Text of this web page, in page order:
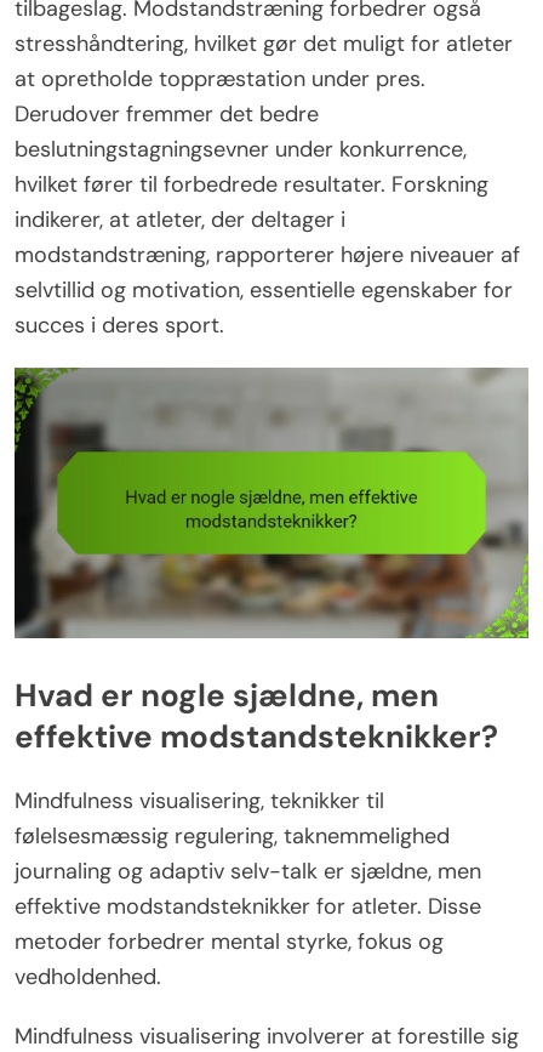
tilbageslag. Modstandstræning forbedrer også
stresshåndtering, hvilket gør det muligt for atleter
at opretholde toppræstation under pres.
Derudover fremmer det bedre
beslutningstagningsevner under konkurrence,
hvilket fører til forbedrede resultater. Forskning
indikerer, at atleter, der deltager i
modstandstræning, rapporterer højere niveauer af
selvtillid og motivation, essentielle egenskaber for
succes i deres sport.
Hvad er nogle sjældne, men
effektive modstandsteknikker?
Mindfulness visualisering, teknikker til
følelsesmæssig regulering, taknemmelighed
journaling og adaptiv selv-talk er sjældne, men
effektive modstandsteknikker for atleter. Disse
metoder forbedrer mental styrke, fokus og
vedholdenhed.
Mindfulness visualisering involverer at forestille sig